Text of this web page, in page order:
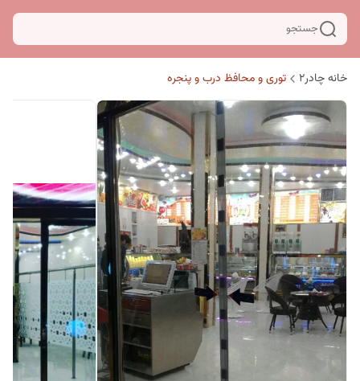
جستجو
خانه چادر۲ توری و محافظ درب و پنجره